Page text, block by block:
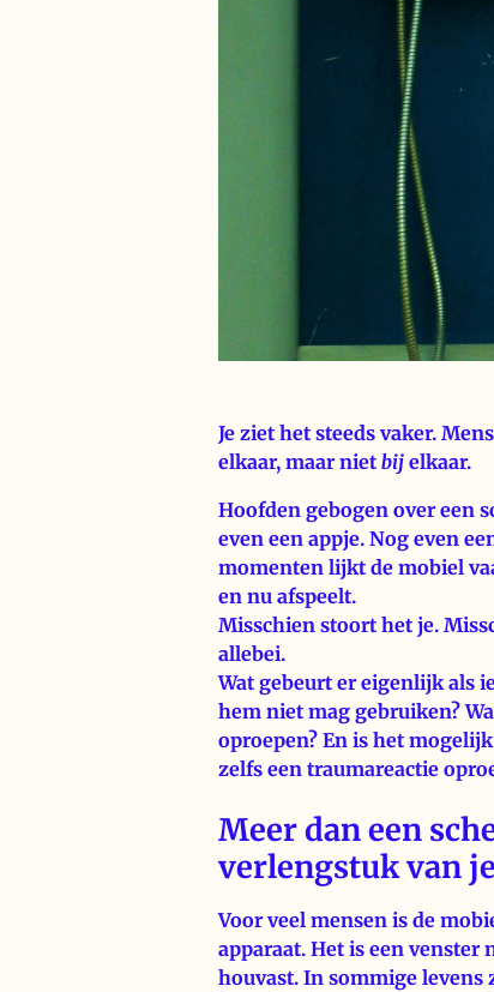
Je ziet het steeds vaker.
elkaar, maar niet bij elkaar.
Hoofden gebogen over een
even een appje. Nog even
momenten lijkt de mobiel
en nu afspeelt.
Misschien stoort het je.
allebei.
Wat gebeurt er eigenlijk als
hem niet mag gebruiken?
oproepen? En is het
zelfs een traumareactie
Meer dan een
verlengstuk van
Voor veel mensen is de
apparaat. Het is een venster
houvast. In sommige levens